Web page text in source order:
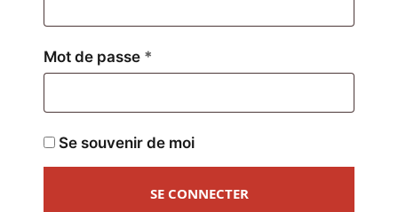
Mot de passe *
Se souvenir de moi
SE CONNECTER